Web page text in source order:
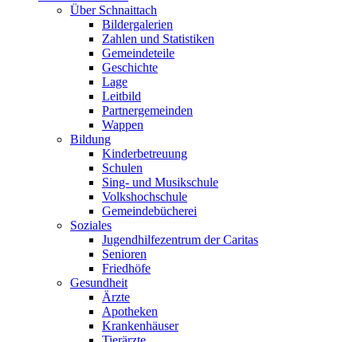
Über Schnaittach
Bildergalerien
Zahlen und Statistiken
Gemeindeteile
Geschichte
Lage
Leitbild
Partnergemeinden
Wappen
Bildung
Kinderbetreuung
Schulen
Sing- und Musikschule
Volkshochschule
Gemeindebücherei
Soziales
Jugendhilfezentrum der Caritas
Senioren
Friedhöfe
Gesundheit
Ärzte
Apotheken
Krankenhäuser